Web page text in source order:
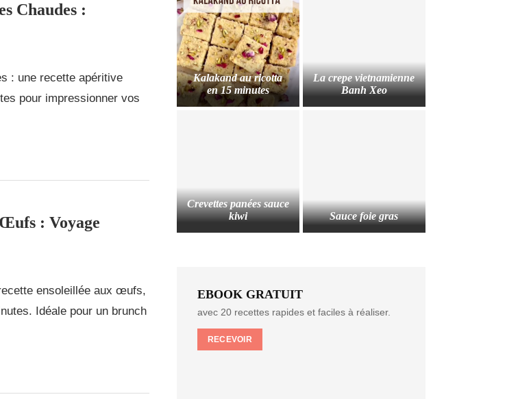
Chaudes :
: une recette apéritive
pour impressionner vos
: Voyage
ensoleillée aux œufs,
Idéale pour un brunch
Kalakand au ricotta
en 15 minutes
La crepe vietnamienne
Banh Xeo
Crevettes panées sauce
kiwi
Sauce foie gras
EBOOK GRATUIT
avec 20 recettes rapides et faciles à réaliser.
RECEVOIR